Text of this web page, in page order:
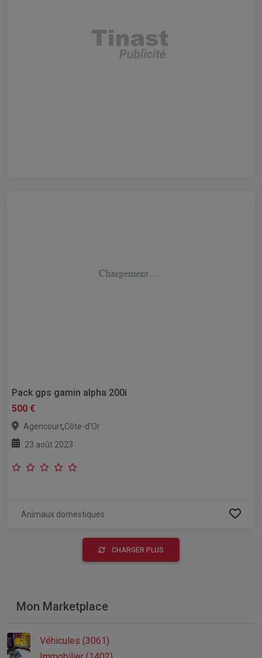
Pack gps gamin alpha 200i
500 €
Agencourt,Côte-d'Or
23 août 2023
Animaux domestiques
CHARGER PLUS
Mon Marketplace
Véhicules (3061)